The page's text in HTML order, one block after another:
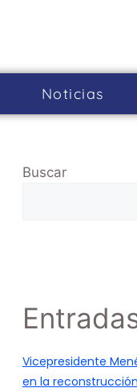
Noticias
Buscar
Vicepresidente
en la